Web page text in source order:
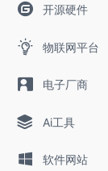
开源硬件
物联网平台
电子厂商
Ai工具
软件网站